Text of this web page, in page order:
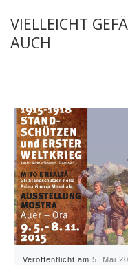
VIELLEICHT
AUCH
Veröffentlicht am 5. Mai